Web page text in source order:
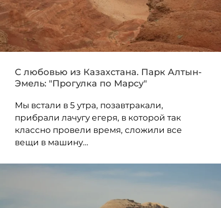
С любовью из Казахстана. Парк Алтын-
Эмель: "Прогулка по Марсу"
Мы встали в 5 утра, позавтракали,
прибрали лачугу егеря, в которой так
классно провели время, сложили все
вещи в машину…